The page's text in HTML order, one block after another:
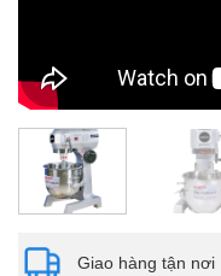
Giao hàng tận nơi